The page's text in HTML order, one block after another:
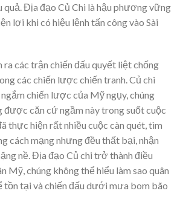
quả. Địa đạo Củ Chi là hậu phương vững
lợi khi có hiệu lệnh tấn công vào Sài
ra các trận chiến đấu quyết liệt chống
các chiến lược chiến tranh. Củ chi
chiến lược của Mỹ ngụy, chúng
căn cứ ngầm này trong suốt cuộc
thực hiện rất nhiều cuộc càn quét, tìm
cách mạng nhưng đều thất bại, nhận
nề. Địa đạo Củ chi trở thành điều
Mỹ, chúng không thể hiểu làm sao quân
tồn tại và chiến đấu dưới mưa bom bão